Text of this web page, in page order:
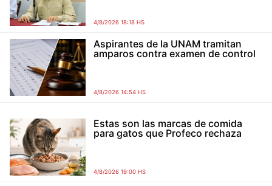
4/8/2026 18:18 HS
Aspirantes de la UNAM tramitan
amparos contra examen de control
4/8/2026 14:54 HS
Estas son las marcas de comida
para gatos que Profeco rechaza
4/8/2026 19:00 HS